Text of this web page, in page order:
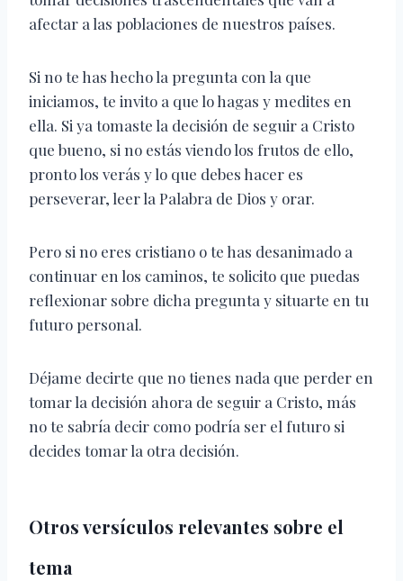
afectar a las poblaciones de nuestros países.
Si no te has hecho la pregunta con la que
iniciamos, te invito a que lo hagas y medites en
ella. Si ya tomaste la decisión de seguir a Cristo
que bueno, si no estás viendo los frutos de ello,
pronto los verás y lo que debes hacer es
perseverar, leer la Palabra de Dios y orar.
Pero si no eres cristiano o te has desanimado a
continuar en los caminos, te solicito que puedas
reflexionar sobre dicha pregunta y situarte en tu
futuro personal.
Déjame decirte que no tienes nada que perder en
tomar la decisión ahora de seguir a Cristo, más
no te sabría decir como podría ser el futuro si
decides tomar la otra decisión.
Otros versículos relevantes sobre el
tema